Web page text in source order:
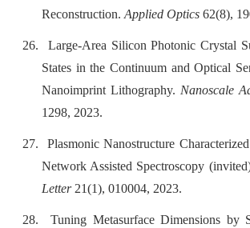
Reconstruction. Applied Optics 62(8),
26.
Large-Area Silicon Photonic Crystal
States in the Continuum and Optical
Nanoimprint Lithography. Nanoscale
1298, 2023.
27.
Plasmonic Nanostructure
Network Assisted Spectroscopy
Letter21(1), 010004, 2023.
28.
Tuning Metasurface Dimensions by